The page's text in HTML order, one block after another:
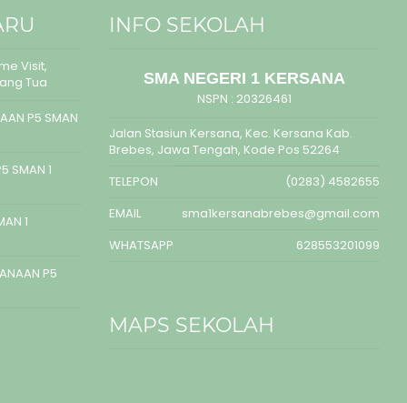
Visit,
Tua
P5 SMAN
SMAN 1
1
P5
INFO SEKOLAH
SMA NEGERI 1 KERSANA
NSPN : 20326461
Jalan Stasiun Kersana, Kec. Kersana Kab.
Brebes, Jawa Tengah, Kode Pos 52264
TELEPON
(0283) 4582655
EMAIL
sma1kersanabrebes@gmail.com
WHATSAPP
628553201099
MAPS SEKOLAH